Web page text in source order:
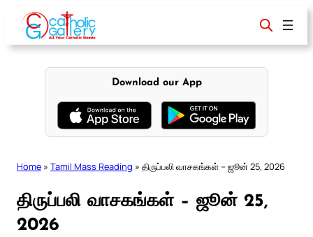
content
Download our App
Home » Tamil Mass Reading » திருப்பலி வாசகங்கள் – ஜூன் 25, 2026
திருப்பலி வாசகங்கள் – ஜூன் 25,
2026